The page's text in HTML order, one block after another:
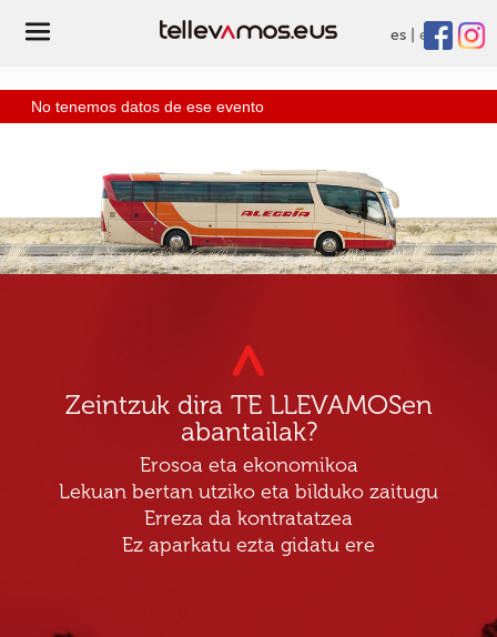
es eu
No tenemos datos de ese evento
Zeintzuk dira TE LLEVAMOSen
abantailak?
Erosoa eta ekonomikoa
Lekuan bertan utziko eta bilduko zaitugu
Erreza da kontratatzea
Ez aparkatu ezta gidatu ere